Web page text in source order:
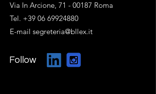
Via In Arcione, 71 - 00187 Roma
Tel. +39 06 69924880
E-mail segreteria@bllex.it
Follow